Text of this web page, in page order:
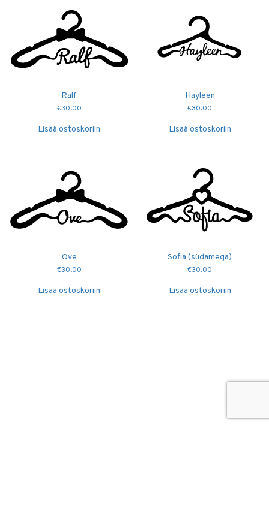
Ralf
€30.00
Lisää ostoskoriin
Hayleen
€30.00
Lisää ostoskoriin
Ove
€30.00
Lisää ostoskoriin
Sofia (südamega)
€30.00
Lisää ostoskoriin